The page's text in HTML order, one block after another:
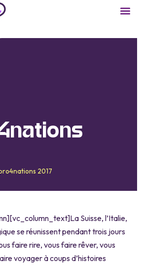
2017
Suisse, l’Italie,
se réunissent pendant trois jours
faire rire, vous faire rêver, vous
voyager à coups d’histoires